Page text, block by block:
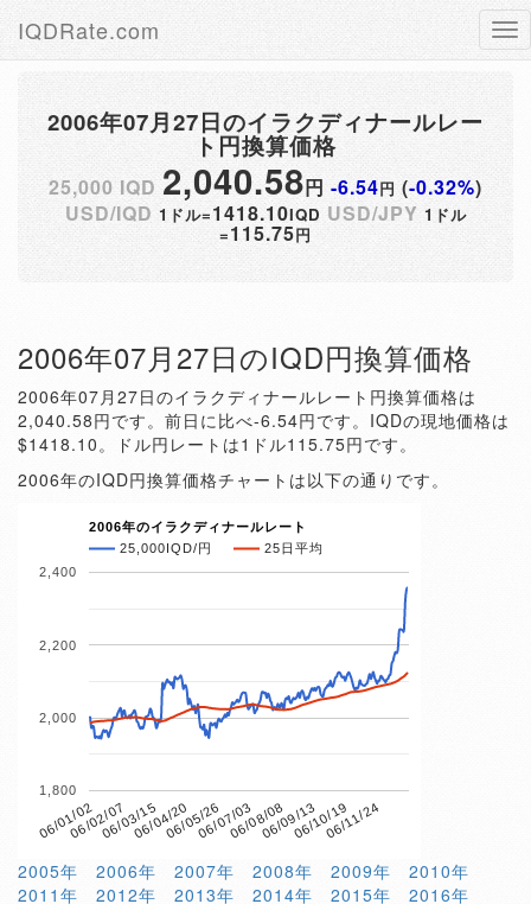
IQDRate.com
2006年07月27日のイラクディナールレー
ト円換算価格
25,000 IQD 2,040.58円-6.54円 (-0.32%)
USD/IQD 1ドル=1418.10IQD USD/JPY 1ドル
=115.75円
2006年07月27日のIQD円換算価格
2006年07月27日のイラクディナールレート円換算価格は
2,040.58円です。前日に比べ-6.54円です。IQDの現地価格は
$1418.10。ドル円レートは1ドル115.75円です。
2006年のIQD円換算価格チャートは以下の通りです。
2006年のイラクディナールレート
25,000IQD/円
25日平均
06/01/0206/02/0706/03/1506/04/2006/05/2606/07/0306/08/0806/09/1306/10/1906/11/24
1,800
2,000
2,200
2,400
2005年 2006年 2007年 2008年 2009年
2010年
2011年
2012年 2013年 2014年 2015年
2016年